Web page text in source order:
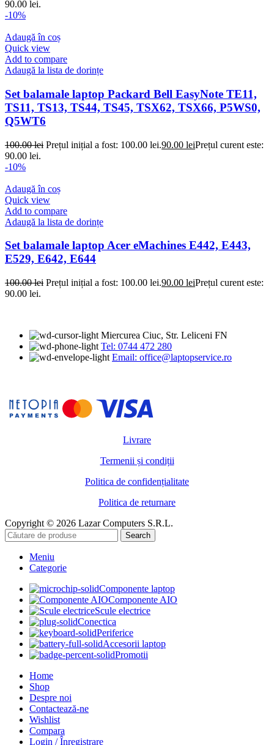
90.00 lei.
-10%
Adaugă în coș
Quick view
Add to compare
Adaugă la lista de dorințe
Set balamale laptop Packard Bell EasyNote TE11,
TS11, TS13, TS44, TS45, TSX62, TSX66, P5WS0,
Q5WT6
100.00lei Prețul inițial a fost: 100.00 lei.90.00 leiPrețul curent este:
90.00 lei.
-10%
Adaugă în coș
Quick view
Add to compare
Adaugă la lista de dorințe
Set balamale laptop Acer eMachines E442, E443,
E529, E642, E644
100.00lei Prețul inițial a fost: 100.00 lei.90.00 leiPrețul curent este:
90.00 lei.
Miercurea Ciuc, Str. Leliceni FN
Tel: 0744 472 280
Email: office@laptopservice.ro
Livrare
Termenii și condiții
Politica de confidențialitate
Politica de returnare
Copyright © 2026 Lazar Computers S.R.L.
Search
Meniu
Categorie
Componente laptop
Componente AIO
Scule electrice
Conectica
Periferice
Accesorii laptop
Promotii
Home
Shop
Despre noi
Contactează-ne
Wishlist
Compara
Login / Înregistrare